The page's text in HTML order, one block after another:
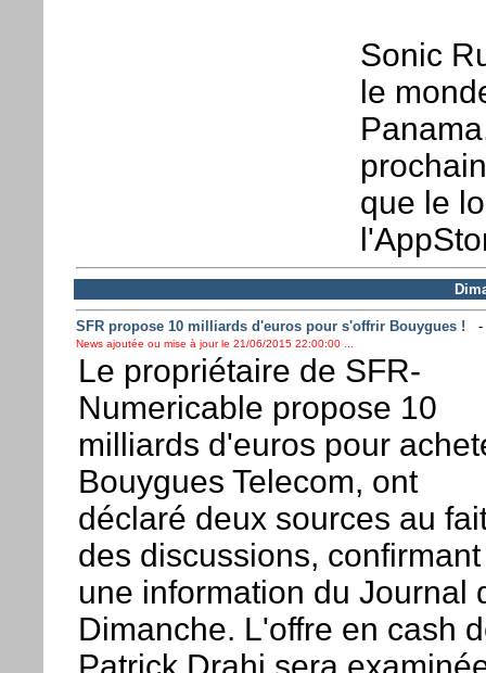
Sonic
le
que le
SFR propose 10 milliards d'euros pour s'offrir Bouygues !
News ajoutée ou mise à jour le 21/06/2015 22:00:00 ...
Le propriétaire de SFR-
Numericable propose 10
milliards d'euros pour
Bouygues Telecom, ont
déclaré deux sources au
des discussions, confirmant
une information du Journal
Dimanche. L'offre en cash